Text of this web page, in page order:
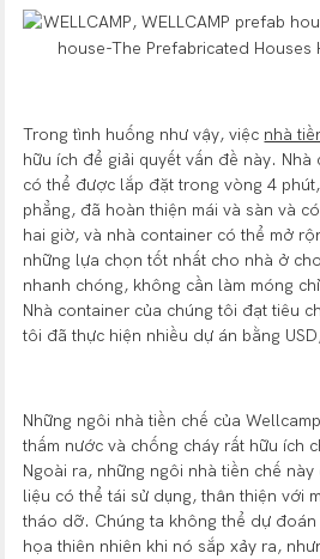
Trong tình huống như vậy, việc nhà
hữu ích để giải quyết vấn đề này.
có thể được lắp đặt trong vòng 4
phẳng, đã hoàn thiện mái và sàn và
hai giờ, và nhà container có thể mở
những lựa chọn tốt nhất cho nhà ở
nhanh chóng, không cần làm móng
Nhà container của chúng tôi đạt tiêu
tôi đã thực hiện nhiều dự án bằng
Những ngôi nhà tiền chế của
thấm nước và chống cháy rất hữu ích
Ngoài ra, những ngôi nhà tiền chế
liệu có thể tái sử dụng, thân thiện với
tháo dỡ. Chúng ta không thể dự đoán
họa thiên nhiên khi nó sắp xảy ra,